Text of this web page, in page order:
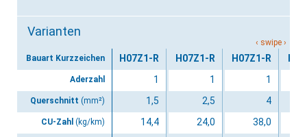
Varianten
Bauart Kurzzeichen
Aderzahl
Querschnitt (mm²)
CU-Zahl (kg/km)
H07Z1-R
1
1,5
14,4
H07Z1-R
1
2,5
24,0
H07Z1-R
1
4
38,0